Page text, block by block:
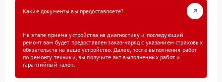
Какие документы вы предоставляете?
На этапе приема устройства на диагностику и последующий
ремонт вам будет предоставлен заказ-наряд с указанием страховых
обязательств на ваше устройство. Далее, после выполнения работ
по ремонту техники, вы получите акт выполненных работ и
гарантийный талон.